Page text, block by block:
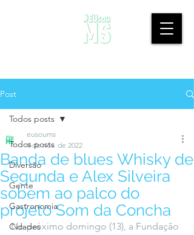
Post
Todos posts
Diversão
Gente
Gastronomia
Cidades
Todos posts
Banda de blues Whisky de
Segunda e Alex Silveira
sobem ao palco do
projeto Som da Concha
eusoums
9 de nov. de 2022
No próximo domingo (13), a Fundação